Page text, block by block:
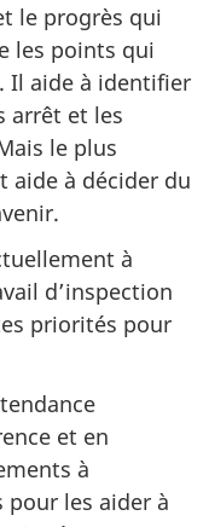
le progrès qui
les points qui
Il aide à identifier
arrêt et les
le plus
aide à décider du
à
d’inspection
priorités pour
et en
à
pour les aider à